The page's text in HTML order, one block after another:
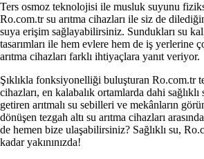
Ters osmoz teknolojisi ile musluk suyunu
Ro.com.tr su arıtma cihazları ile siz de
suya erişim sağlayabilirsiniz. Sundukları su
tasarımları ile hem evlere hem de iş yerlerine
arıtma cihazları farklı ihtiyaçlara yanıt veriyor.
Şıklıkla fonksiyonelliği buluşturan Ro.com.tr
cihazları, en kalabalık ortamlarda dahi
getiren arıtmalı su sebilleri ve mekânların
dönüşen tezgah altı su arıtma cihazları
de hemen bize ulaşabilirsiniz? Sağlıklı su,
kadar yakınınızda!